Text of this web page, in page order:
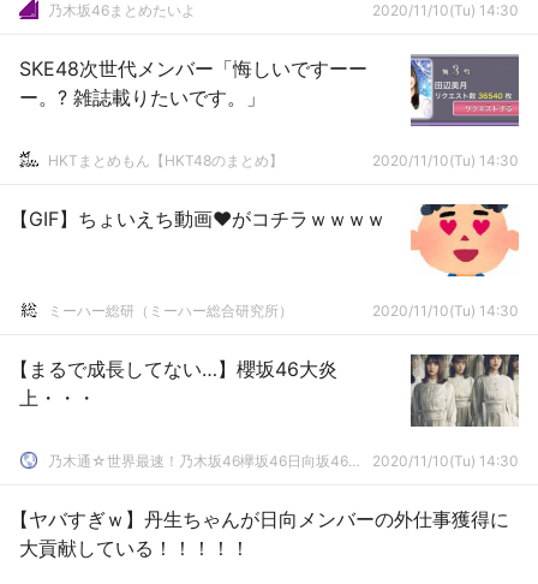
乃木坂46まとめたいよ 2020/11/10(Tu) 14:30
SKE48次世代メンバー「悔しいですーー
ー。? 雑誌載りたいです。」
HKTまとめもん【HKT48のまとめ】 2020/11/10(Tu) 14:30
【GIF】ちょいえち動画♥がコチラｗｗｗｗ
ミーハー総研（ミーハー総合研究所） 2020/11/10(Tu) 14:30
【まるで成長してない…】櫻坂46大炎
上・・・
乃木通☆世界最速！乃木坂46欅坂46日向坂46速報まとめ 2020/11/10(Tu) 14:30
【ヤバすぎｗ】丹生ちゃんが日向メンバーの外仕事獲得に
大貢献している！！！！！